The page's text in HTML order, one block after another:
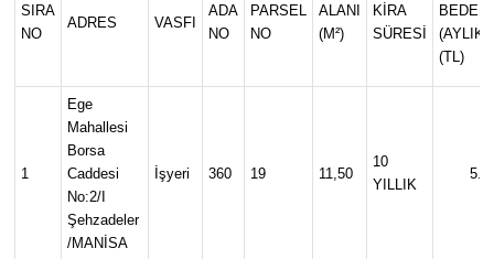
SIRA
NO
ADRES VASFI
ADA
NO
PARSEL
NO
ALANI
(M²)
KİRA
SÜRESİ
BEDEL
(AYLIK)
(TL)
1
Ege
Mahallesi
Borsa
Caddesi
No:2/I
Şehzadeler
/MANİSA
İşyeri 360 19 11,50
10
YILLIK
Spor
Türkiye
Yaşam